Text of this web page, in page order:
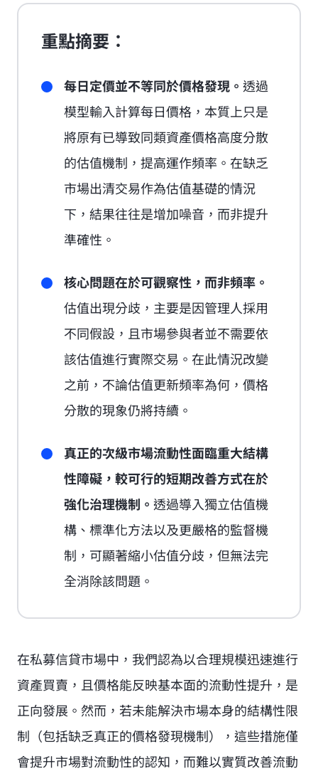
重點摘要：
每日定價並不等同於價格發現。 透過
模型輸入計算每日價格，本質上只是
將原有已導致同類資產價格高度分散
的估值機制，提高運作頻率。在缺乏
市場出清交易作為估值基礎的情況
下，結果往往是增加噪音，而非提升
準確性。
核心問題在於可觀察性，而非頻率。
估值出現分歧，主要是因管理人採用
不同假設，且市場參與者並不需要依
該估值進行實際交易。在此情況改變
之前，不論估值更新頻率為何，價格
分散的現象仍將持續。
真正的次級市場流動性面臨重大結構
性障礙，較可行的短期改善方式在於
強化治理機制。 透過導入獨立估值機
構、標準化方法以及更嚴格的監督機
制，可顯著縮小估值分歧，但無法完
全消除該問題。
在私募信貸市場中，我們認為以合理規模迅速進行
資產買賣，且價格能反映基本面的流動性提升，是
正向發展。然而，若未能解決市場本身的結構性限
制（包括缺乏真正的價格發現機制），這些措施僅
會提升市場對流動性的認知，而難以實質改善流動